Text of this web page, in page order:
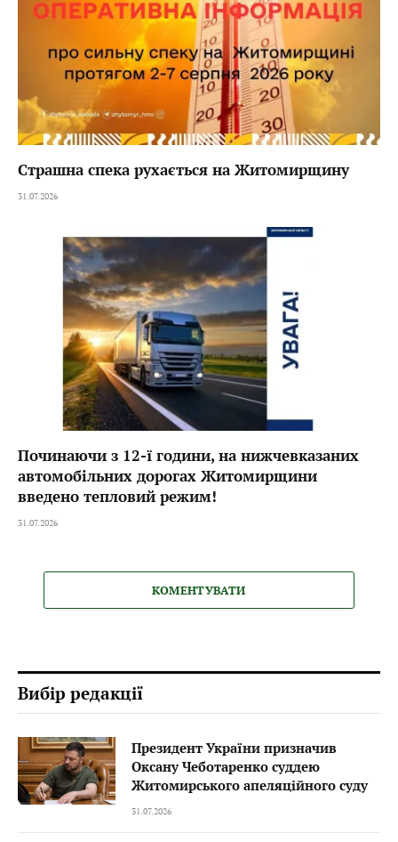
Страшна спека рухається на Житомирщину
31.07.2026
Починаючи з 12-ї години, на нижчевказаних
автомобільних дорогах Житомирщини
введено тепловий режим!
31.07.2026
КОМЕНТУВАТИ
Вибір редакції
Президент України призначив
Оксану Чеботаренко суддею
Житомирського апеляційного суду
31.07.2026